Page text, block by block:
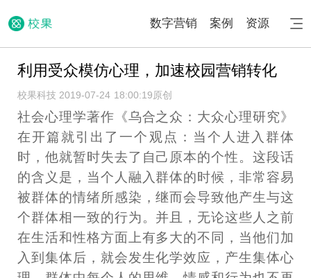
数字营销 案例 资源
利用受众模仿心理，加速校园营销转化
校果科技 2019-07-24 18:00:19原创
社会心理学著作《乌合之众：大众心理研究》
在开篇就引出了一个观点：当个人进入群体
时，他就暂时失去了自己原本的个性。这段话
的含义是，当个人融入群体的时候，非常容易
被群体的情绪所感染，继而会导致他产生与这
个群体相一致的行为。并且，无论这些人之前
在生活和性格方面上有多大的不同，当他们加
入到集体后，就会发生化学效应，产生集体心